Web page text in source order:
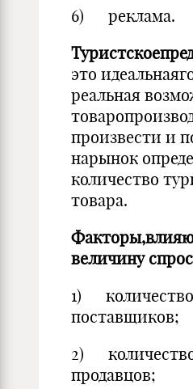
6) реклама.
это
реальная
произвести и
нарынок
количество
товара.
величину
1)
поставщиков;
2)
продавцов;